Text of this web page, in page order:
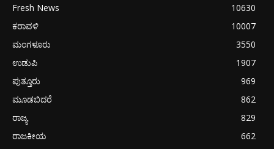
Fresh News
10630
ಕರಾವಳಿ
10007
ಮಂಗಳೂರು
3550
ಉಡುಪಿ
1907
ಪುತ್ತೂರು
969
ಮೂಡಬಿದರೆ
862
ರಾಜ್ಯ
829
ರಾಜಕೀಯ
662